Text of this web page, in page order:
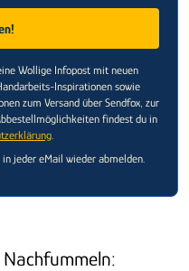
Wollige Infopost mit neuen
Inspirationen sowie
zum Versand über Sendfox, zur
findest du in
jeder eMail wieder abmelden.